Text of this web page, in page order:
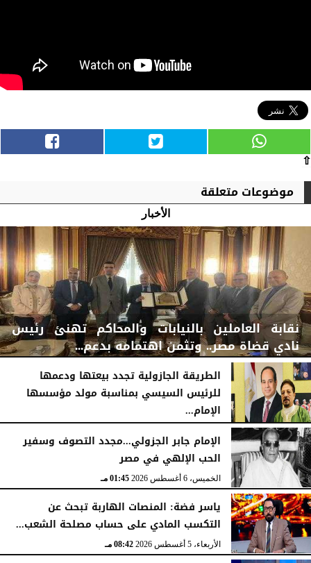
⇧
موضوعات متعلقة
الأخبار
نقابة العاملين بالنيابات والمحاكم تهنئ رئيس
نادي قضاة مصر.. وتثمن اهتمامه بدعم...
الخميس، 6 أغسطس 2026 06:22 مـ
الطريقة الجازولية تجدد بيعتها ودعمها
للرئيس السيسي بمناسبة مولد مؤسسها
الإمام...
الخميس، 6 أغسطس 2026
الإمام جابر الجزولي...مجدد التصوف وسفير
الحب الإلهي في مصر
الخميس، 6 أغسطس 2026 01:45 مـ
ياسر فضة: المنصات الهاربة تبحث عن
التكسب المادي على حساب مصلحة الشعب...
الأربعاء، 5 أغسطس 2026 08:42 مـ